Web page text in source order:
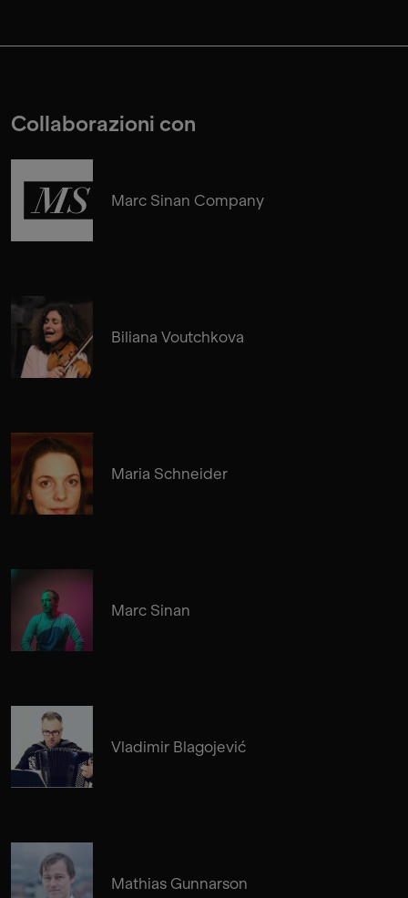
Collaborazioni con
Marc Sinan Company
Biliana Voutchkova
Maria Schneider
Marc Sinan
Vladimir Blagojević
Mathias Gunnarson